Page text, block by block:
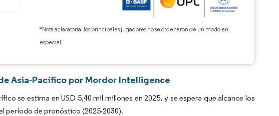
*Nota aclaratoria: los principales jugadores no se ordenaron de un modo en
especial
Asia-Pacífico por Mordor Intelligence
se estima en USD 5,40 mil millones en 2025, y se espera que alcance los
período de pronóstico (2025-2030).